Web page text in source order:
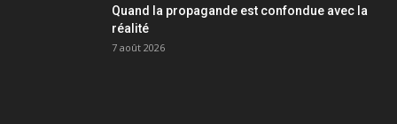
Quand la propagande est confondue avec la
réalité
7 août 2026